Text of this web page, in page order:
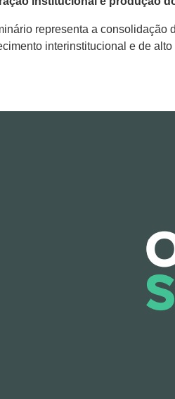
representa a consolidação
interinstitucional e de